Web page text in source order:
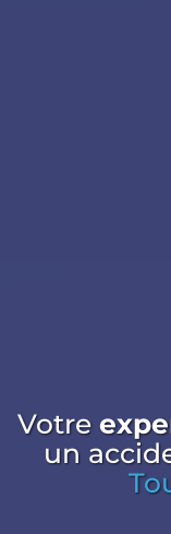
Votre
un